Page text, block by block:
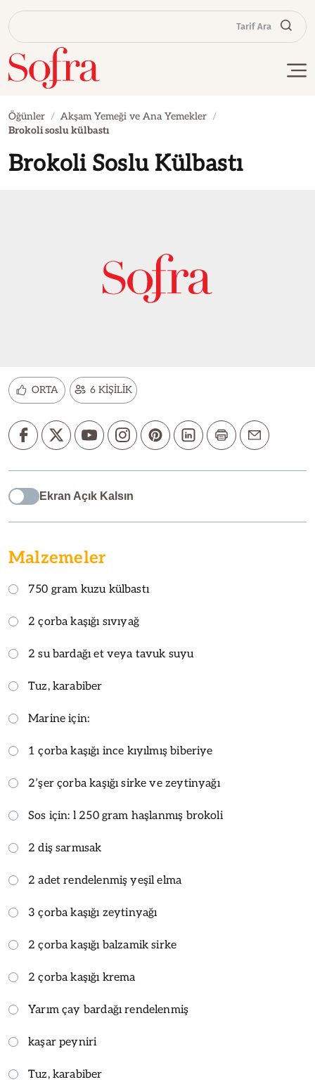
Tarif Ara
Öğünler
Akşam Yemeği ve Ana Yemekler
Brokoli soslu külbastı
Brokoli Soslu Külbastı
ORTA 6 KİŞİLİK
Ekran Açık Kalsın
Malzemeler
750 gram kuzu külbastı
2 çorba kaşığı sıvıyağ
2 su bardağı et veya tavuk suyu
Tuz, karabiber
Marine için:
1 çorba kaşığı ince kıyılmış biberiye
2’şer çorba kaşığı sirke ve zeytinyağı
Sos için: l 250 gram haşlanmış brokoli
2 diş sarmısak
2 adet rendelenmiş yeşil elma
3 çorba kaşığı zeytinyağı
2 çorba kaşığı balzamik sirke
2 çorba kaşığı krema
Yarım çay bardağı rendelenmiş
kaşar peyniri
Tuz, karabiber